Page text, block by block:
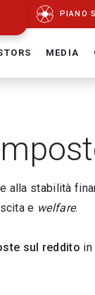
PIANO
MEDIA
stabilità
e welfare.
sul reddito